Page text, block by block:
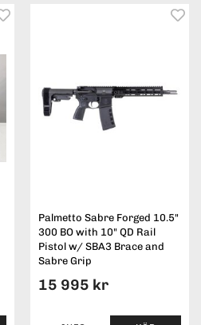
Palmetto Sabre Forged 10.5"
300 BO with 10" QD Rail
Pistol w/ SBA3 Brace and
Sabre Grip
15 995 kr